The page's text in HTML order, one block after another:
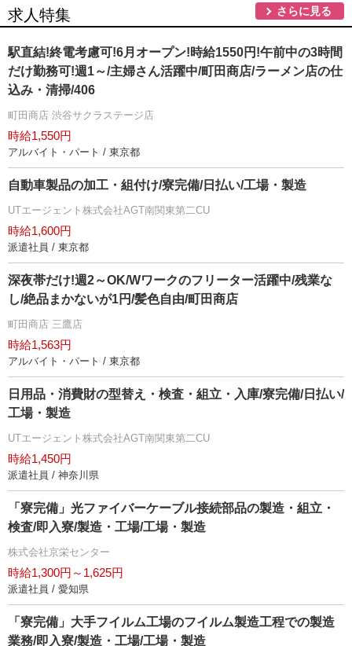
求人特集 さらに見る
駅直結!終電考慮可!6月オープン!時給1550円!午前中の3時間
だけ勤務可!週1～/主婦さん活躍中/町田商店/ラーメン店の仕
込み・清掃/406
町田商店 渋谷サクラステージ店
時給1,550円
アルバイト・パート / 東京都
自動車製品の加工・組付け/寮完備/日払い/工場・製造
UTエージェント株式会社AGT南関東第二CU
時給1,600円
派遣社員 / 東京都
深夜帯だけ!週2～OK/Wワークのフリーター活躍中/残業な
し/絶品まかないが1円/髪色自由/町田商店
町田商店 三鷹店
時給1,563円
アルバイト・パート / 東京都
日用品・消費財の型替え・検査・組立・入庫/寮完備/日払い/
工場・製造
UTエージェント株式会社AGT南関東第二CU
時給1,450円
派遣社員 / 神奈川県
「寮完備」光ファイバーケーブル接続部品の製造・組立・
検査/即入寮/製造・工場/工場・製造
株式会社京栄センター
時給1,300円～1,625円
派遣社員 / 愛知県
「寮完備」大手フイルム工場のフイルム製造工程での製造
業務/即入寮/製造・工場/工場・製造